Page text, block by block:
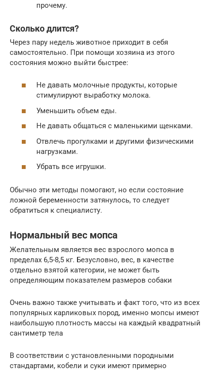
прочему.
Сколько длится?
Через пару недель животное приходит в себя
самостоятельно. При помощи хозяина из этого
состояния можно выйти быстрее:
Не давать молочные продукты, которые
стимулируют выработку молока.
Уменьшить объем еды.
Не давать общаться с маленькими щенками.
Отвлечь прогулками и другими физическими
нагрузками.
Убрать все игрушки.
Обычно эти методы помогают, но если состояние
ложной беременности затянулось, то следует
обратиться к специалисту.
Нормальный вес мопса
Желательным является вес взрослого мопса в
пределах 6,5-8,5 кг. Безусловно, вес, в качестве
отдельно взятой категории, не может быть
определяющим показателем размеров собаки
Очень важно также учитывать и факт того, что из всех
популярных карликовых пород, именно мопсы имеют
наибольшую плотность массы на каждый квадратный
сантиметр тела
В соответствии с установленными породными
стандартами, кобели и суки имеют примерно